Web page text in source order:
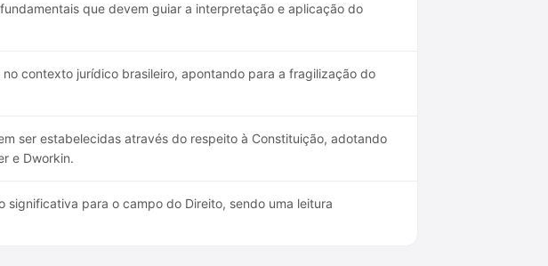
que devem guiar a interpretação e aplicação do
contexto jurídico brasileiro, apontando para a fragilização do
ser estabelecidas através do respeito à Constituição, adotando
e Dworkin.
para o campo do Direito, sendo uma leitura